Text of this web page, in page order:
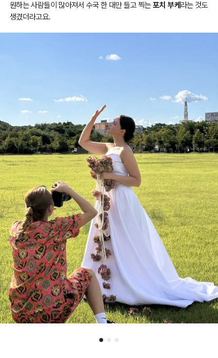
원하는 사람들이 많아져서 수국 한 대만 들고 찍는포치 부케 라는 것도
생겼더라고요.